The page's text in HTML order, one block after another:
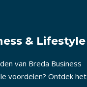
& Lifestyle
van Breda Business
voordelen? Ontdek het